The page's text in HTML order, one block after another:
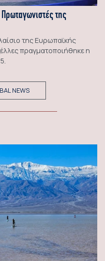
Πρωταγωνιστές της
της Ευρωπαϊκής
πραγματοποιήθηκε η
NEWS